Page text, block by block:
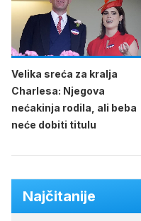
Velika sreća za kralja
Charlesa: Njegova
nećakinja rodila, ali beba
neće dobiti titulu
Najčitanije